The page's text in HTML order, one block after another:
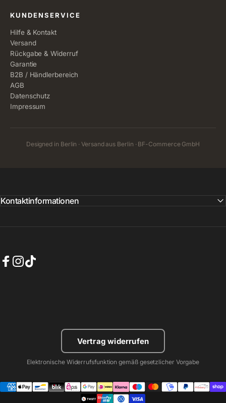
KUNDENSERVICE
Hilfe & Kontakt
Versand
Rückgabe & Widerruf
Garantie
B2B / Händlerbereich
AGB
Datenschutz
Impressum
Designed in Berlin · Versand aus Berlin · BF-Commerce GmbH
Kontaktinformationen
Vertrag widerrufen
Elektronische Widerrufsfunktion gemäß gesetzlicher Vorgabe